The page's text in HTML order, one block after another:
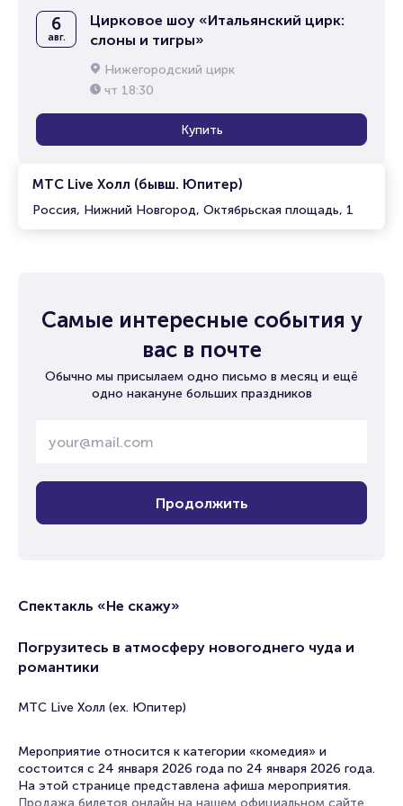
МТС Live Холл (бывш. Юпитер)
Россия, Нижний Новгород, Октябрьская площадь, 1
6
авг.
Цирковое шоу «Итальянский цирк:
слоны и тигры»
Нижегородский цирк
чт 18:30
Купить
Самые интересные события у
вас в почте
Обычно мы присылаем одно письмо в месяц и ещё
одно накануне больших праздников
Продолжить
Спектакль «Не скажу»
Погрузитесь в атмосферу новогоднего чуда и
романтики
МТС Live Холл (ex. Юпитер)
Мероприятие относится к категории «комедия» и
состоится с 24 января 2026 года по 24 января 2026 года.
На этой странице представлена афиша мероприятия.
Продажа билетов онлайн на нашем официальном сайте